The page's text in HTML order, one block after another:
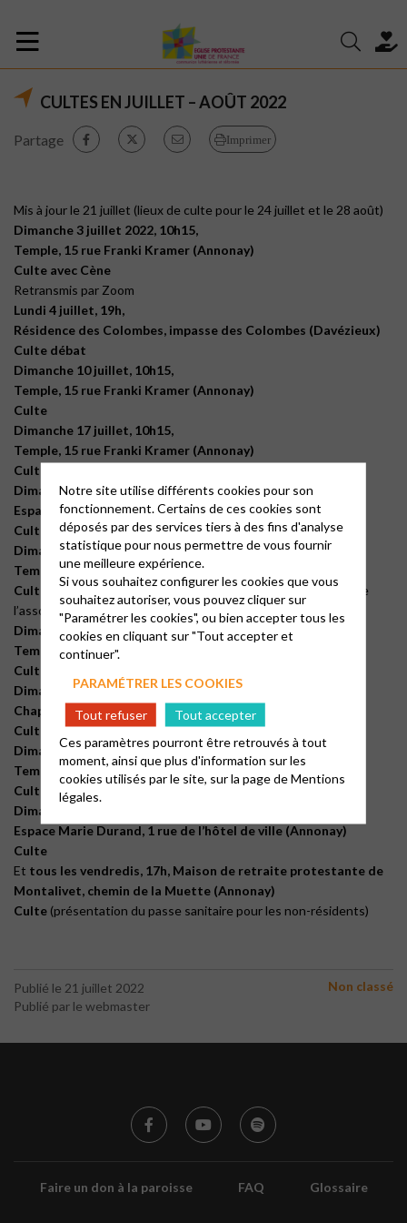
CULTES EN JUILLET – AOÛT 2022
Partage Imprimer
Mis à jour le 21 juillet (lieux de culte pour le 24 juillet et le 28 août)
Dimanche 3 juillet 2022, 10h15,
Temple, 15 rue Franki Kramer (Annonay)
Culte avec Cène
Retransmis par Zoom
Lundi 4 juillet, 19h,
Résidence des Colombes, impasse des Colombes (Davézieux)
Culte débat
Dimanche 10 juillet, 10h15,
Temple, 15 rue Franki Kramer (Annonay)
Culte
Dimanche 17 juillet, 10h15,
Temple, 15 rue Franki Kramer (Annonay)
Culte
Dimanche 24 juillet,10h15,
Espace Marie Durand, 1 rue de l’hôtel de ville (Annonay)
Culte
Dimanche 31 juillet, 10h15,
Temple, 15 rue Franki Kramer (Annonay)
Culte
(commun avec l’Église évangélique libre), intervention de
l’association des Gédéons
Dimanche 7 août, 10h15,
Temple, 15 rue Franki Kramer (Annonay)
Culte avec Cène
Dimanche 14 août, 10h,
Chapelle, 7 boulevard de la République (Annonay)
Culte
(commun avec l’Église évangélique libre)
Dimanche 21 août, 10h15,
Temple, 15 rue Franki Kramer (Annonay)
Culte
Dimanche 28 août, 10h15,
Espace Marie Durand, 1 rue de l’hôtel de ville (Annonay)
Culte
Et tous les vendredis, 17h, Maison de retraite protestante de
Montalivet, chemin de la Muette (Annonay)
Culte (présentation du passe sanitaire pour les non-résidents)
Publié le 21 juillet 2022
Publié par le webmaster
Non classé
Faire un don à la paroisse FAQ Glossaire
Notre site utilise différents cookies pour son
fonctionnement. Certains de ces cookies sont
déposés par des services tiers à des fins d'analyse
statistique pour nous permettre de vous fournir
une meilleure expérience.
Si vous souhaitez configurer les cookies que vous
souhaitez autoriser, vous pouvez cliquer sur
"Paramétrer les cookies", ou bien accepter tous les
cookies en cliquant sur "Tout accepter et
continuer".
PARAMÉTRER LES COOKIES
Tout refuser
Tout accepter
Ces paramètres pourront être retrouvés à tout
moment, ainsi que plus d'information sur les
cookies utilisés par le site, sur la page deMentions
légales.